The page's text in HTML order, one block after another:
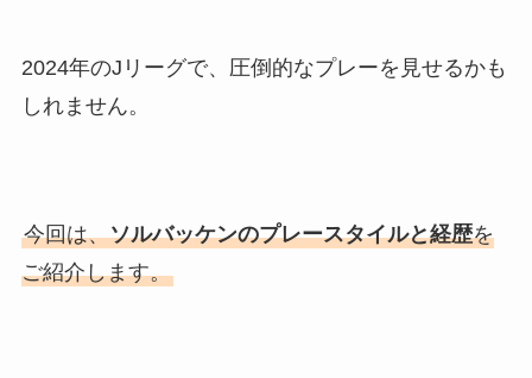
2024年のJリーグで、圧倒的なプレーを見せるかも
しれません。
今回は、ソルバッケンのプレースタイルと経歴を
ご紹介します。